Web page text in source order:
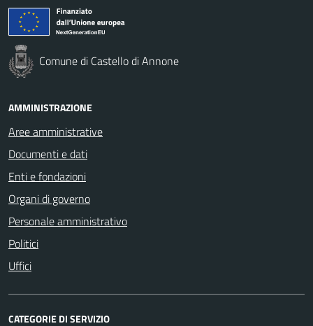
Comune di Castello di Annone
AMMINISTRAZIONE
Aree amministrative
Documenti e dati
Enti e fondazioni
Organi di governo
Personale amministrativo
Politici
Uffici
CATEGORIE DI SERVIZIO